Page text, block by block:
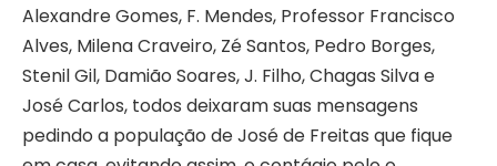
Alexandre Gomes, F. Mendes, Professor Francisco
Alves, Milena Craveiro, Zé Santos, Pedro Borges,
Stenil Gil, Damião Soares, J. Filho, Chagas Silva e
José Carlos, todos deixaram suas mensagens
pedindo a população de José de Freitas que fique